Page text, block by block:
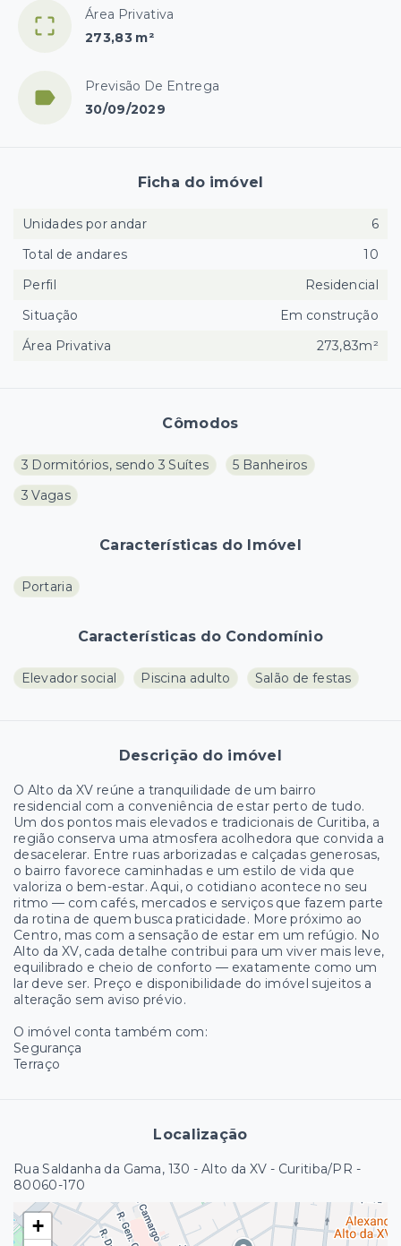
Área Privativa
273,83 m²
Previsão De Entrega
30/09/2029
Cômodos
3 Dormitórios, sendo 3 Suítes
5 Banheiros
3 Vagas
Características do Imóvel
Portaria
Características do Condomínio
Elevador social Piscina adulto Salão de festas
Descrição do imóvel
O Alto da XV reúne a tranquilidade de um bairro
residencial com a conveniência de estar perto de tudo.
Um dos pontos mais elevados e tradicionais de Curitiba, a
região conserva uma atmosfera acolhedora que convida a
desacelerar. Entre ruas arborizadas e calçadas generosas,
o bairro favorece caminhadas e um estilo de vida que
valoriza o bem-estar. Aqui, o cotidiano acontece no seu
ritmo — com cafés, mercados e serviços que fazem parte
da rotina de quem busca praticidade. More próximo ao
Centro, mas com a sensação de estar em um refúgio. No
Alto da XV, cada detalhe contribui para um viver mais leve,
equilibrado e cheio de conforto — exatamente como um
lar deve ser. Preço e disponibilidade do imóvel sujeitos a
alteração sem aviso prévio.
O imóvel conta também com:
Segurança
Terraço
Localização
Rua Saldanha da Gama, 130 - Alto da XV - Curitiba/PR -
80060-170
+
Ficha do imóvel
Unidades por andar
6
Total de andares
10
Perfil
Residencial
Situação
Em construção
Área Privativa
273,83m²